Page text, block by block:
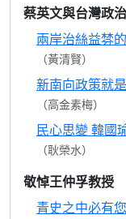
蔡英文與台灣政治
兩岸治絲益棼
（黃清賢）
新南向政策就
（高金素梅）
民心思變 韓國
（耿榮水）
敬悼王仲孚教授
青史之中必有